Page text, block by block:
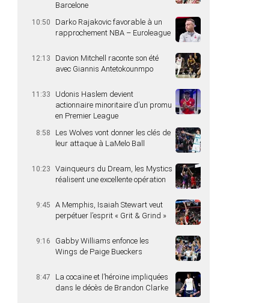
Barcelone
10:50
Darko Rajakovic favorable à un
rapprochement NBA – Euroleague
12:13
Davion Mitchell raconte son été
avec Giannis Antetokounmpo
11:33
Udonis Haslem devient
actionnaire minoritaire d’un promu
en Premier League
8:58
Les Wolves vont donner les clés de
leur attaque à LaMelo Ball
10:23
Vainqueurs du Dream, les Mystics
réalisent une excellente opération
9:45
A Memphis, Isaiah Stewart veut
perpétuer l’esprit « Grit & Grind »
9:16
Gabby Williams enfonce les
Wings de Paige Bueckers
8:47
La cocaïne et l’héroïne impliquées
dans le décès de Brandon Clarke